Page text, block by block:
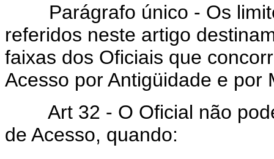
Parágrafo único - Os
referidos neste artigo
faixas dos Oficiais que
Acesso por Antigüidade e por
Art 32 - O Oficial não
de Acesso, quando: